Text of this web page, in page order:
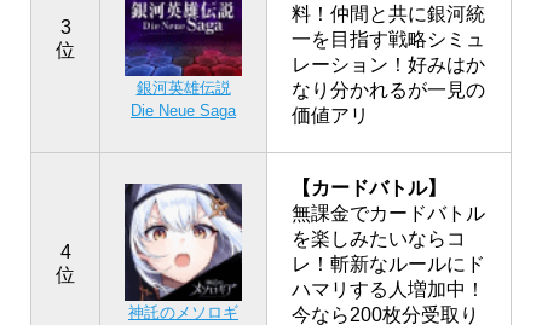
3
位
銀河英雄伝説
Die Neue Saga
料！仲間と共に銀河統
一を目指す戦略シミュ
レーション！好みはか
なり分かれるが一見の
価値アリ
4
位
神託のメソロギ
【カードバトル】
無課金でカードバトル
を楽しみたいならコ
レ！斬新なルールにド
ハマリする人増加中！
今なら200枚分受取り